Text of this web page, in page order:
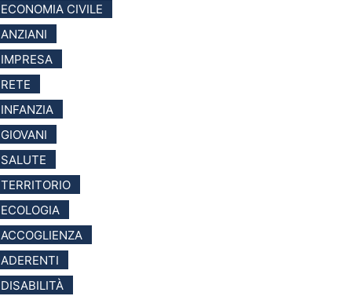
ECONOMIA CIVILE
ANZIANI
IMPRESA
RETE
INFANZIA
GIOVANI
SALUTE
TERRITORIO
ECOLOGIA
ACCOGLIENZA
ADERENTI
DISABILITÀ